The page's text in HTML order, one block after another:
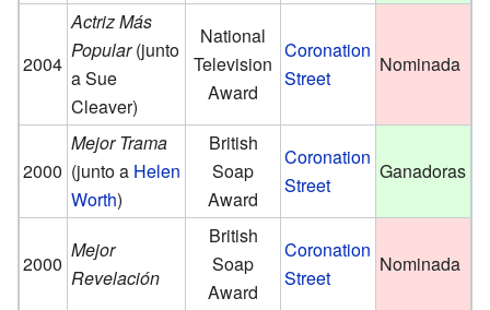
2004
Actriz Más
Popular (junto
a Sue
Cleaver)
National
Television
Award
Coronation
Street
Nominada
2000
Mejor Trama
(junto a Helen
Worth)
British
Soap
Award
Coronation
Street
Ganadoras
2000
Mejor
Revelación
British
Soap
Award
Coronation
Street
Nominada